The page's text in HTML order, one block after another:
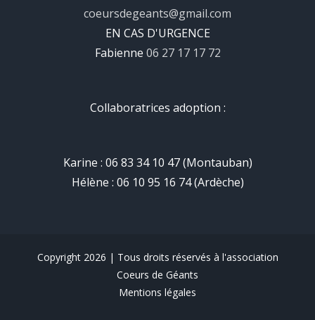
coeursdegeants@gmail.com
EN CAS D'URGENCE
Fabienne 06 27 17 17 72
Collaboratrices adoption :
Karine : 06 83 34 10 47 (Montauban)
Hélène : 06 10 95 16 74 (Ardèche)
Copyright 2026 | Tous droits réservés à l'association
Coeurs de Géants
Mentions légales